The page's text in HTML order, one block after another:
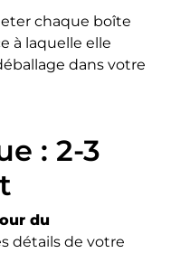
chaque boîte
à laquelle elle
dans votre
: 2-3
du
détails de votre